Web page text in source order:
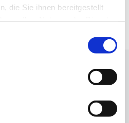
die Sie ihnen bereitgestellt
inspirieren!
Angeboten in